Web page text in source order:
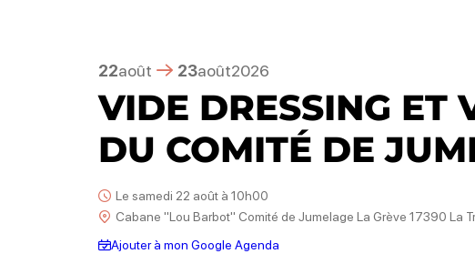
22août 23août2026
VIDE DRESSING ET
DU COMITÉ DE
Le samedi 22 août à 10h00
Cabane "Lou Barbot" Comité de Jumelage La Grève 17390 La
Ajouter à mon Google Agenda